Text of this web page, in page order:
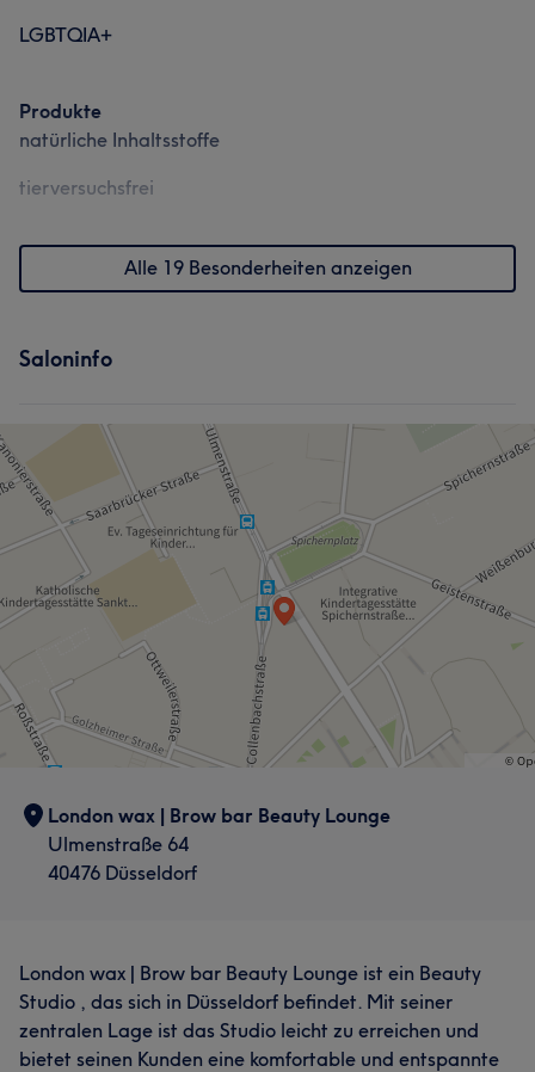
LGBTQIA+
Produkte
natürliche Inhaltsstoffe
tierversuchsfrei
Alle 19 Besonderheiten anzeigen
Saloninfo
London wax | Brow bar Beauty Lounge
Ulmenstraße 64
40476 Düsseldorf
London wax | Brow bar Beauty Lounge ist ein Beauty
Studio , das sich in Düsseldorf befindet. Mit seiner
zentralen Lage ist das Studio leicht zu erreichen und
bietet seinen Kunden eine komfortable und entspannte